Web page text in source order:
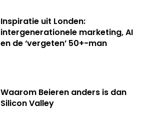
Inspiratie uit Londen:
intergenerationele marketing, AI
en de ‘vergeten’ 50+-man
Waarom Beieren anders is dan
Silicon Valley